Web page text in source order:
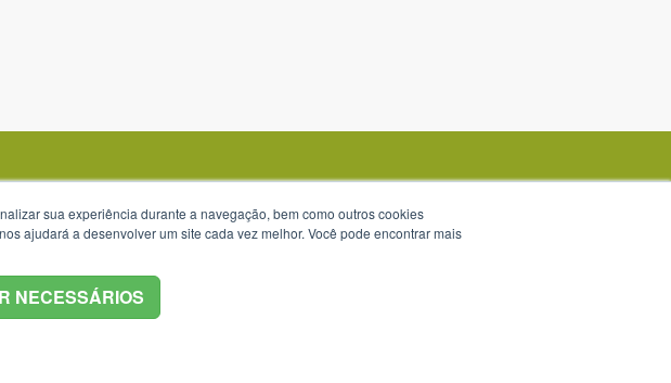
sua experiência durante a navegação, bem como outros cookies
ajudará a desenvolver um site cada vez melhor. Você pode encontrar mais
NECESSÁRIOS